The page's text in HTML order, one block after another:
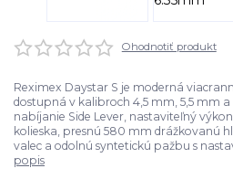
Ohodnotiť produkt
Reximex Daystar S je moderná
dostupná v kalibroch 4,5 mm, 5,5 mm
nabíjanie Side Lever, nastaviteľný
kolieska, presnú 580 mm drážkovanú
valec a odolnú syntetickú pažbu s
popis